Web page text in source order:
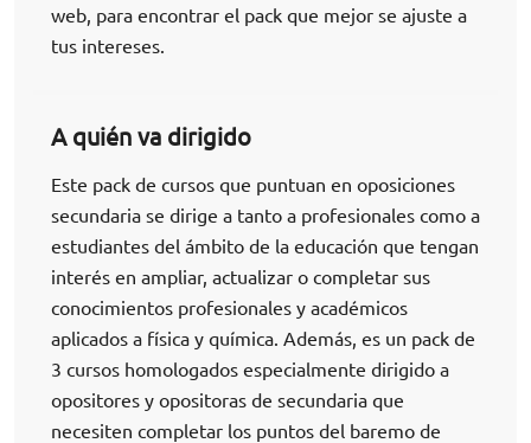
web, para encontrar el pack que mejor se ajuste a
tus intereses.
A quién va dirigido
Este pack de cursos que puntuan en oposiciones
secundaria se dirige a tanto a profesionales como a
estudiantes del ámbito de la educación que tengan
interés en ampliar, actualizar o completar sus
conocimientos profesionales y académicos
aplicados a física y química. Además, es un pack de
3 cursos homologados especialmente dirigido a
opositores y opositoras de secundaria que
necesiten completar los puntos del baremo de